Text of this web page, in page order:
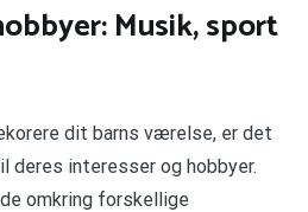
Musik, sport
dit barns værelse, er det
interesser og hobbyer.
omkring forskellige